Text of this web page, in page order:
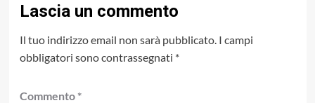
Lascia un commento
Il tuo indirizzo email non sarà pubblicato. I campi
obbligatori sono contrassegnati *
Commento *